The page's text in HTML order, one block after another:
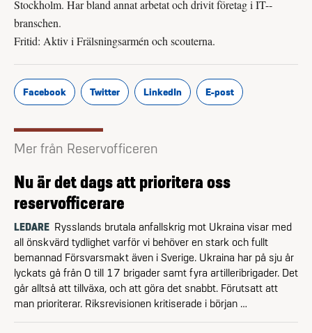
Stockholm. Har bland annat arbetat och drivit företag i IT-­
branschen.
Fritid: Aktiv i Frälsningsarmén och scouterna.
Facebook Twitter LinkedIn E-post
Mer från Reservofficeren
Nu är det dags att prioritera oss
reservofficerare
LEDARE Rysslands brutala anfallskrig mot Ukraina visar med
all önskvärd tydlighet varför vi behöver en stark och fullt
bemannad Försvarsmakt även i Sverige. Ukraina har på sju år
lyckats gå från 0 till 17 brigader samt fyra artilleribrigader. Det
går alltså att tillväxa, och att göra det snabbt. Förutsatt att
man prioriterar. Riksrevisionen kritiserade i början …